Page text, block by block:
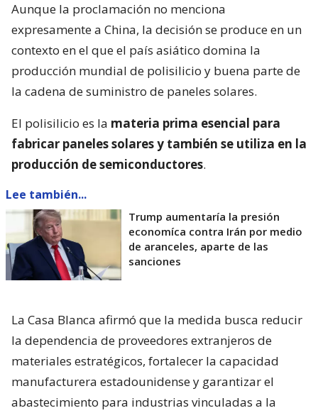
Aunque la proclamación no menciona
expresamente a China, la decisión se produce en un
contexto en el que el país asiático domina la
producción mundial de polisilicio y buena parte de
la cadena de suministro de paneles solares.
El polisilicio es la materia prima esencial para
fabricar paneles solares y también se utiliza en la
producción de semiconductores.
Lee también...
Trump aumentaría la presión
economíca contra Irán por medio
de aranceles, aparte de las
sanciones
La Casa Blanca afirmó que la medida busca reducir
la dependencia de proveedores extranjeros de
materiales estratégicos, fortalecer la capacidad
manufacturera estadounidense y garantizar el
abastecimiento para industrias vinculadas a la